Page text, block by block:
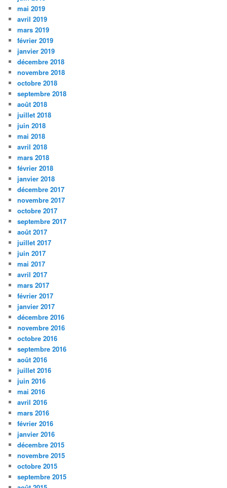
mai 2019
avril 2019
mars 2019
février 2019
janvier 2019
décembre 2018
novembre 2018
octobre 2018
septembre 2018
août 2018
juillet 2018
juin 2018
mai 2018
avril 2018
mars 2018
février 2018
janvier 2018
décembre 2017
novembre 2017
octobre 2017
septembre 2017
août 2017
juillet 2017
juin 2017
mai 2017
avril 2017
mars 2017
février 2017
janvier 2017
décembre 2016
novembre 2016
octobre 2016
septembre 2016
août 2016
juillet 2016
juin 2016
mai 2016
avril 2016
mars 2016
février 2016
janvier 2016
décembre 2015
novembre 2015
octobre 2015
septembre 2015